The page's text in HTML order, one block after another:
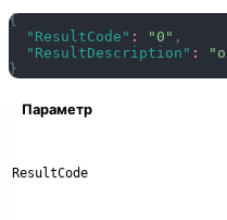
{
"ResultCode" : "0" ,
"ResultDescription" :
}
Параметр
ResultCode